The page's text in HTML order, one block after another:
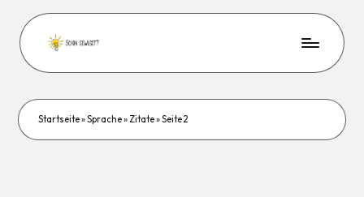
Startseite»Sprache»Zitate»Seite 2